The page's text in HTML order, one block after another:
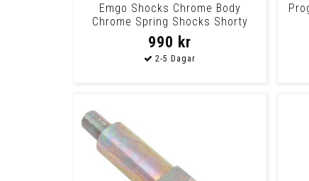
Emgo Shocks Chrome Body
Chrome Spring Shocks Shorty
Chrome
990 kr